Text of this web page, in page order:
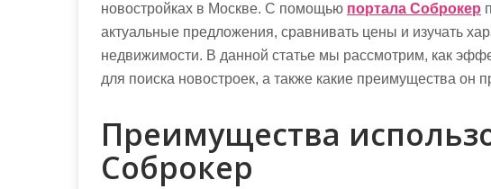
новостройках в Москве. С помощью портала Соброкер
актуальные предложения, сравнивать цены и изучать
недвижимости. В данной статье мы рассмотрим, как
для поиска новостроек, а также какие преимущества он
Преимущества
Соброкер